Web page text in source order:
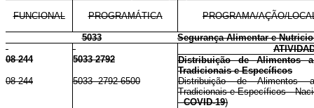
FUNCIONAL PROGRAMÁTICA PROGRAMA/AÇÃO/
5033
Segurança Alimentar e
08 244
5033 2792
Distribuição de Alimentos
Tradicionais e Específicos
08 244
5033 2792 6500
Distribuição de Alimentos
Tradicionais e Específicos -
-COVID-19)